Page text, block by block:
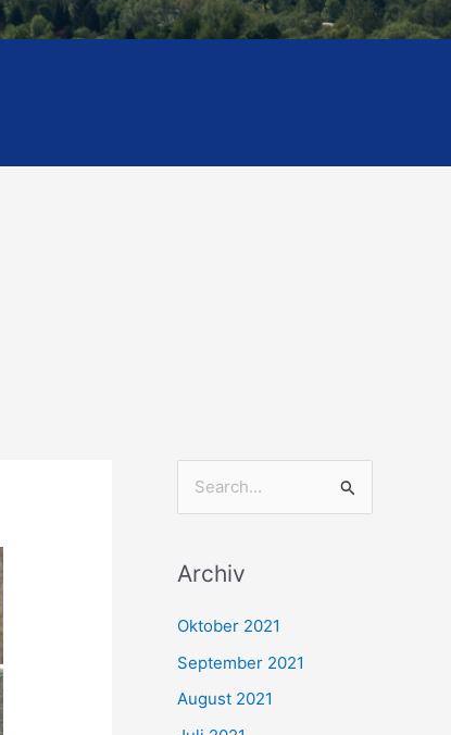
h
e
n
Archiv
Oktober 2021
September 2021
August 2021